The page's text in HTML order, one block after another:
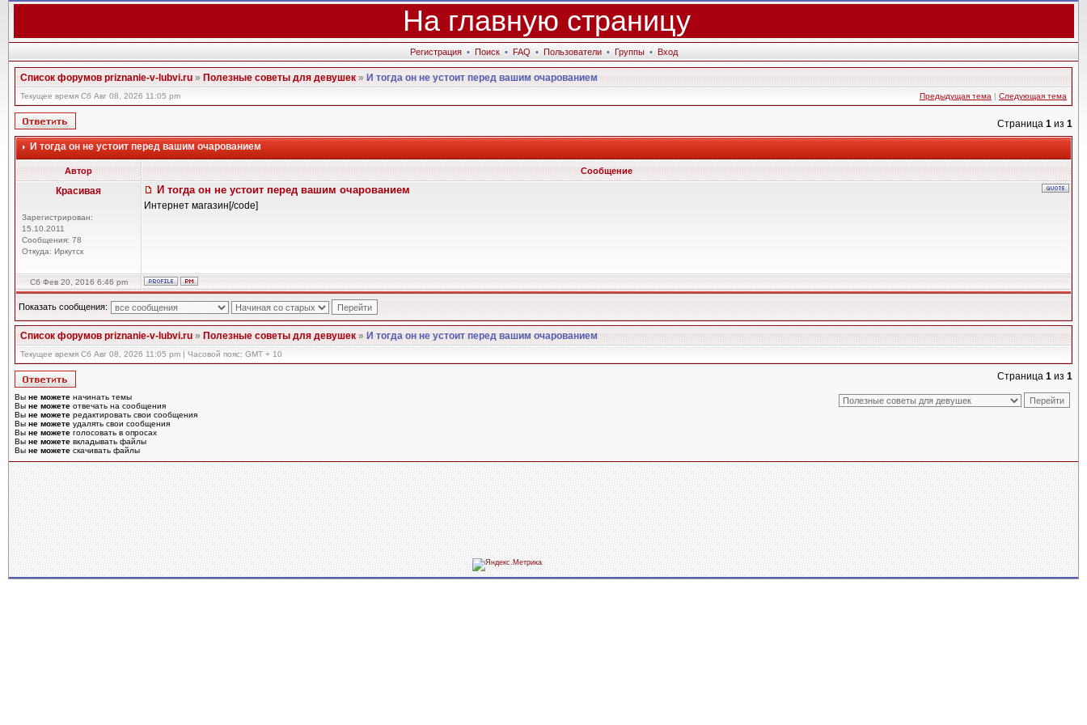
На главную страницу
Регистрация • Поиск • FAQ • Пользователи • Группы • Вход
Список форумов priznanie-v-lubvi.ru»Полезные советы для девушек»И тогда он не устоит перед вашим очарованием
Текущее время Сб Авг 08, 2026 11:05 pm Предыдущая тема | Следующая тема
Страница 1 из 1
И тогда он не устоит перед вашим очарованием
Автор Сообщение
Красивая
Зарегистрирован:
15.10.2011
Сообщения: 78
Откуда: Иркутск
И тогда он не устоит перед вашим очарованием
Интернет магазин[/code]
Сб Фев 20, 2016 6:46 pm
Показать сообщения:
Список форумов priznanie-v-lubvi.ru»Полезные советы для девушек»И тогда он не устоит перед вашим очарованием
Текущее время Сб Авг 08, 2026 11:05 pm | Часовой пояс: GMT + 10
Страница 1 из 1
Вы не можете начинать темы
Вы не можете отвечать на сообщения
Вы не можете редактировать свои сообщения
Вы не можете удалять свои сообщения
Вы не можете голосовать в опросах
Вы не можете вкладывать файлы
Вы не можете скачивать файлы